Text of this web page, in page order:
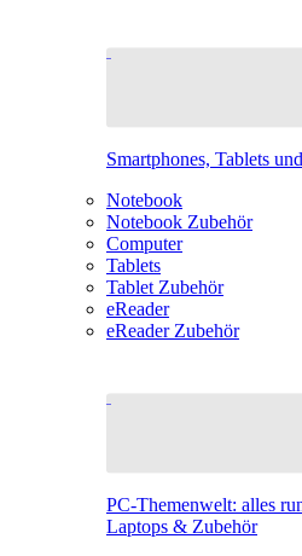
Smartphones, Tablets
Notebook
Notebook Zubehör
Computer
Tablets
Tablet Zubehör
eReader
eReader Zubehör
PC-Themenwelt: alles
Laptops & Zubehör